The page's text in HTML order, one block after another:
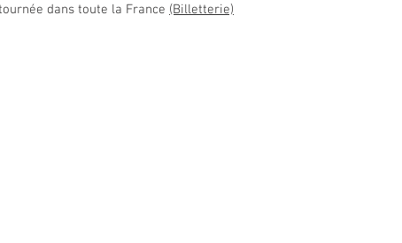
dans toute la France (Billetterie)